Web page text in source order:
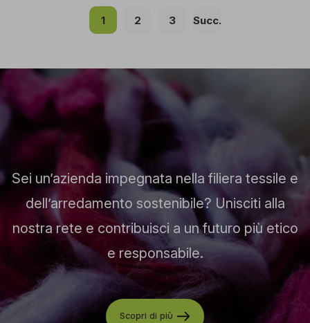
1 2 3 Succ.
Sei un’azienda impegnata nella filiera tessile e
dell’arredamento sostenibile? Unisciti alla
nostra rete e contribuisci a un futuro più etico
e responsabile.
Scopri di più